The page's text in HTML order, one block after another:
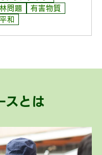
問題
有害物質
平和
スとは